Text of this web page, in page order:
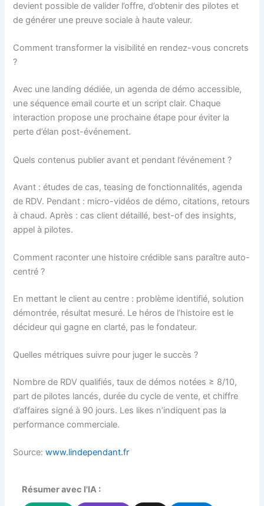
devient possible de valider l’offre, d’obtenir des pilotes et
de générer une preuve sociale à haute valeur.
Comment transformer la visibilité en rendez-vous concrets
?
Avec une landing dédiée, un agenda de démo accessible,
une séquence email courte et un script clair. Chaque
interaction propose une prochaine étape pour éviter la
perte d’élan post-événement.
Quels contenus publier avant et pendant l’événement ?
Avant : études de cas, teasing de fonctionnalités, agenda
de RDV. Pendant : micro-vidéos de démo, citations, retours
à chaud. Après : cas client détaillé, best-of des insights,
appel à pilotes.
Comment raconter une histoire crédible sans paraître auto-
centré ?
En mettant le client au centre : problème identifié, solution
démontrée, résultat mesuré. Le héros de l’histoire est le
décideur qui gagne en clarté, pas le fondateur.
Quelles métriques suivre pour juger le succès ?
Nombre de RDV qualifiés, taux de démos notées ≥ 8/10,
part de pilotes lancés, durée du cycle de vente, et chiffre
d’affaires signé à 90 jours. Les likes n’indiquent pas la
performance commerciale.
Source:www.lindependant.fr
Résumer avec l'IA :